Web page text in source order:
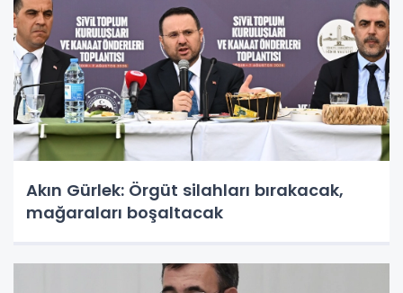
Akın Gürlek: Örgüt silahları bırakacak,
mağaraları boşaltacak